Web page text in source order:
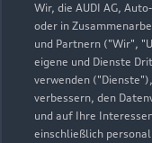
Wir, die AUDI AG,
oder in
und Partnern ("Wir",
eigene und Dienste
verwenden
verbessern, den
und auf Ihre
einschließlich
Servicepartner e-